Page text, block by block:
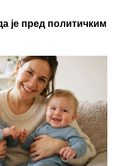
је пред политичким